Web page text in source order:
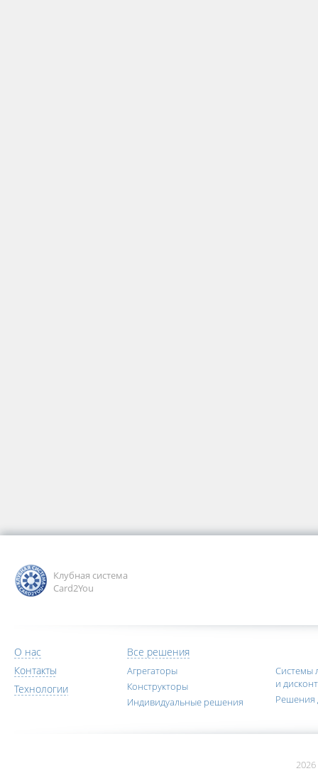
Клубная система
Card2You
О нас
Контакты
Технологии
Все решения
Агрегаторы
Конструкторы
Индивидуальные решения
Системы
и
Решения